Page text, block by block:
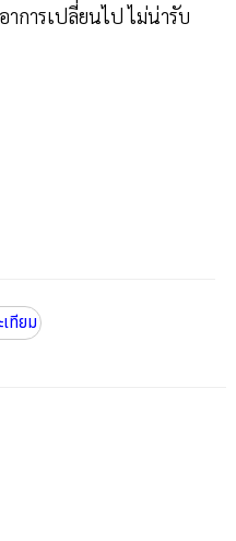
การเปลี่ยนไป ไม่น่ารับ
ทียม